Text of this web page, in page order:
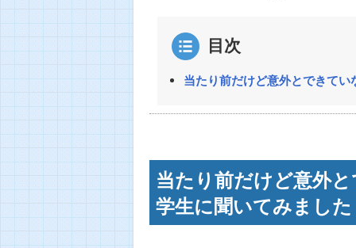
目次
当たり前だけど意外とできて
当たり前だけど意外
学生に聞いてみまし